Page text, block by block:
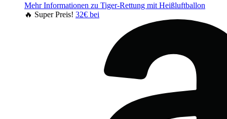
Mehr Informationen zu Tiger-Rettung mit Heißluftballon
🔥 Super Preis! 32€ bei